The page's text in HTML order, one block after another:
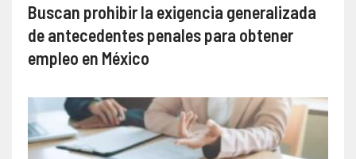
Buscan prohibir la exigencia generalizada
de antecedentes penales para obtener
empleo en México